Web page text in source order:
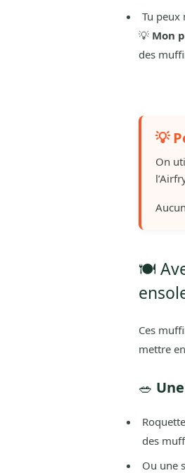
Tu
💡 Mon
des
💡
On
🍽️
Ces
mettre
🥗
des
Ou une